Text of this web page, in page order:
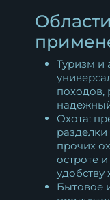
Туризм и
походов,
Охота:
прочих
остроте
удобству
Бытовое